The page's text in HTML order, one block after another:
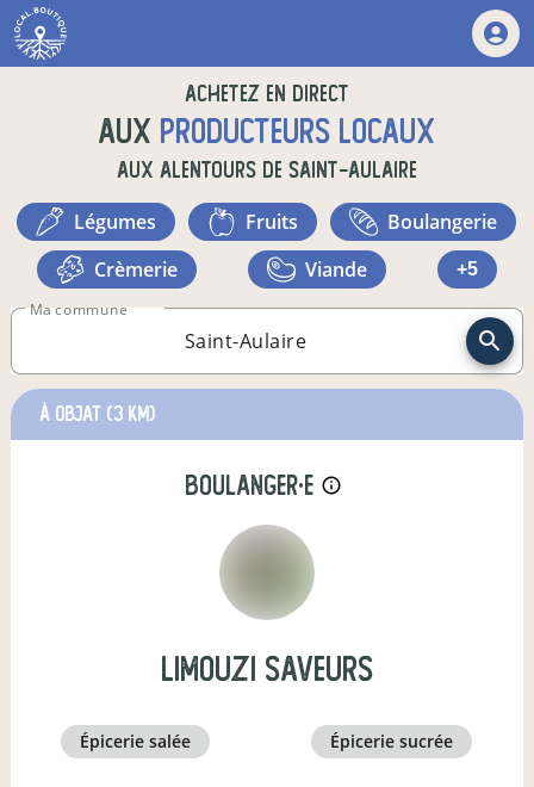
Achetez en direct
auxproducteurs locaux
aux alentours de Saint-Aulaire
légumes fruits
boulangerie
crèmerie
viande +5
Ma commune
à Objat (3 km)
boulanger·e info_outline
limouzi saveurs
épicerie salée épicerie sucrée